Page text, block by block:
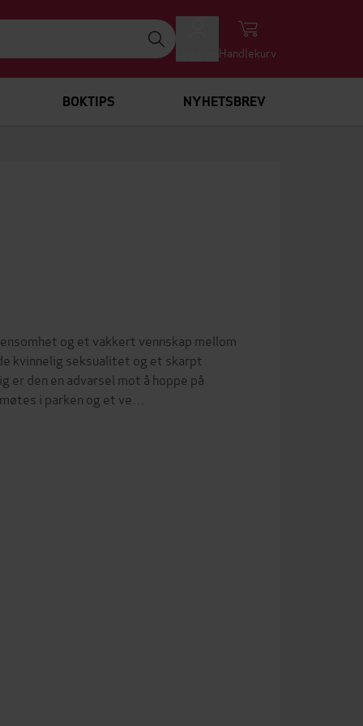
Handlekurv
BOKTIPS NYHETSBREV
og et vakkert vennskap mellom
kvinnelig seksualitet og et skarpt
den en advarsel mot å hoppe på
i parken og et ve…